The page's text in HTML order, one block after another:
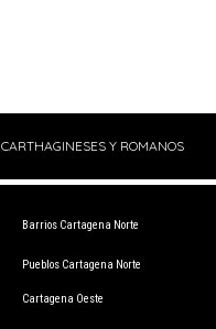
CARTHAGINESES Y ROMANOS
Barrios Cartagena Norte
Pueblos Cartagena Norte
Cartagena Oeste